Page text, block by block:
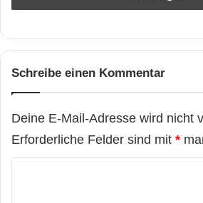
Schreibe einen Kommentar
Deine E-Mail-Adresse wird nicht
Erforderliche Felder sind mit *